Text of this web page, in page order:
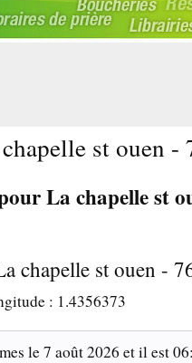
st ouen -
La chapelle st
chapelle st ouen -
: 1.4356373
le7 août 2026 et il est